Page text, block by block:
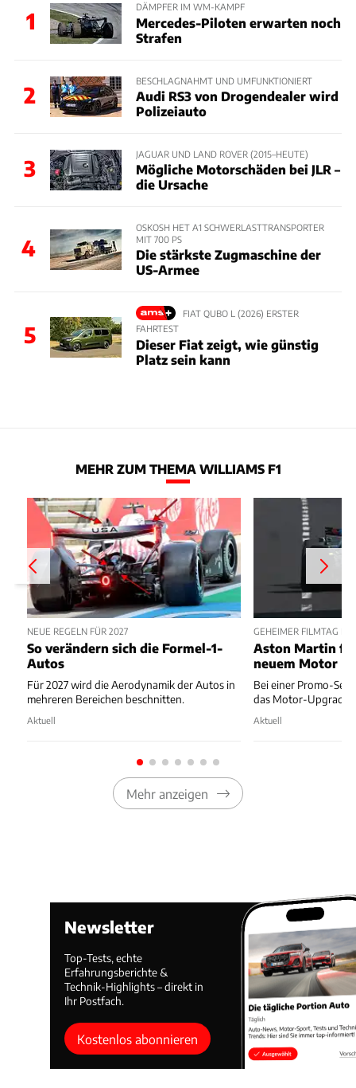
1
DÄMPFER IM WM-KAMPF
Mercedes-Piloten erwarten noch
Strafen
2
BESCHLAGNAHMT UND UMFUNKTIONIERT
Audi RS3 von Drogendealer wird
Polizeiauto
3
JAGUAR UND LAND ROVER (2015–HEUTE)
Mögliche Motorschäden bei JLR –
die Ursache
4
OSKOSH HET A1 SCHWERLASTTRANSPORTER
MIT 700 PS
Die stärkste Zugmaschine der
US-Armee
5
FIAT QUBO L (2026) ERSTER
FAHRTEST
Dieser Fiat zeigt, wie günstig
Platz sein kann
MEHR ZUM THEMA WILLIAMS F1
NEUE REGELN FÜR 2027
So verändern sich die Formel-1-
Autos
Für 2027 wird die Aerodynamik der Autos in
mehreren Bereichen beschnitten.
Aktuell
GEHEIMER FILMTAG IN
Aston Martin
neuem Motor
Bei einer Promo-
das Motor-Upgrade
Aktuell
Mehr anzeigen
Newsletter
Top-Tests, echte
Erfahrungsberichte &
Technik-Highlights – direkt in
Ihr Postfach.
Kostenlos abonnieren